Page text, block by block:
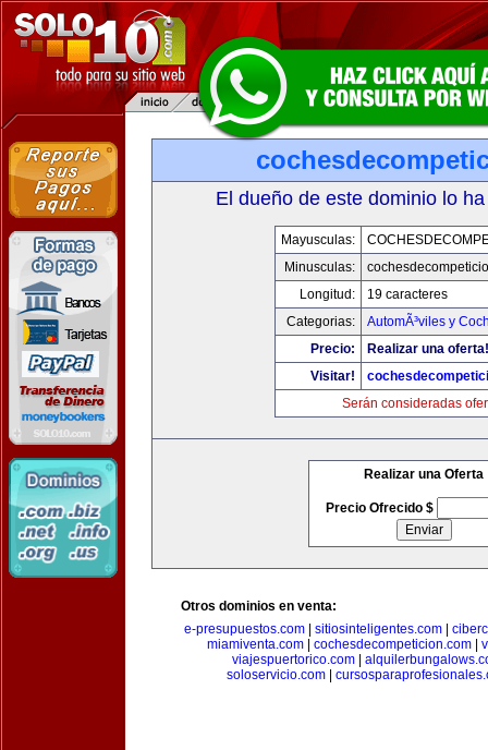
El dueño de este dominio lo
Mayusculas:
Minusculas:
Longitud:
19 caracteres
Categorias:
AutomÃ³viles y
Precio:
Realizar una oferta!
Visitar!
Serán consideradas
Realizar una Oferta
Precio Ofrecido $
Otros dominios en venta:
e-presupuestos.com
sitiosinteligentes.com
miamiventa.com
cochesdecompeticion.com
viajespuertorico.com|
soloservicio.com|